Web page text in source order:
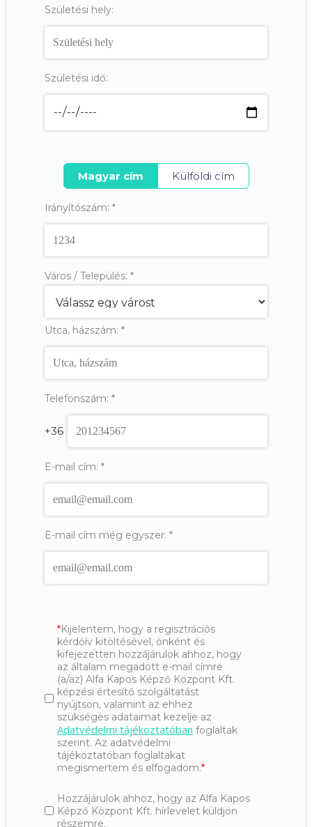
Születési hely:
Születési idő:
Magyar cím Külföldi cím
Irányítószám: *
Város / Település: *
Utca, házszám: *
Telefonszám: *
+36
E-mail cím: *
E-mail cím még egyszer: *
Kijelentem, hogy a regisztrációs
kérdőív kitöltésével, önként és
kifejezetten hozzájárulok ahhoz, hogy
az általam megadott e-mail címre
(a/az) Alfa Kapos Képző Központ Kft.
képzési értesítő szolgáltatást
nyújtson, valamint az ehhez
szükséges adataimat kezelje az
Adatvédelmi tájékoztatóban foglaltak
szerint. Az adatvédelmi
tájékoztatóban foglaltakat
megismertem és elfogadom.
Hozzájárulok ahhoz, hogy az Alfa Kapos
Képző Központ Kft. hírlevelet küldjön
részemre.